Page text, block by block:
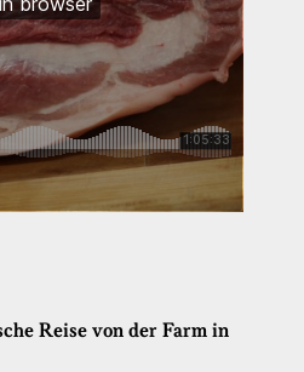
Reise von der Farm in